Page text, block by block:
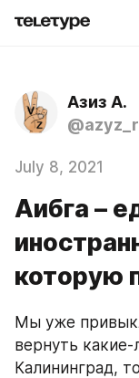
Азиз А.
July 8, 2021
Аибга –
которую
Мы уже
вернуть
Калининград,